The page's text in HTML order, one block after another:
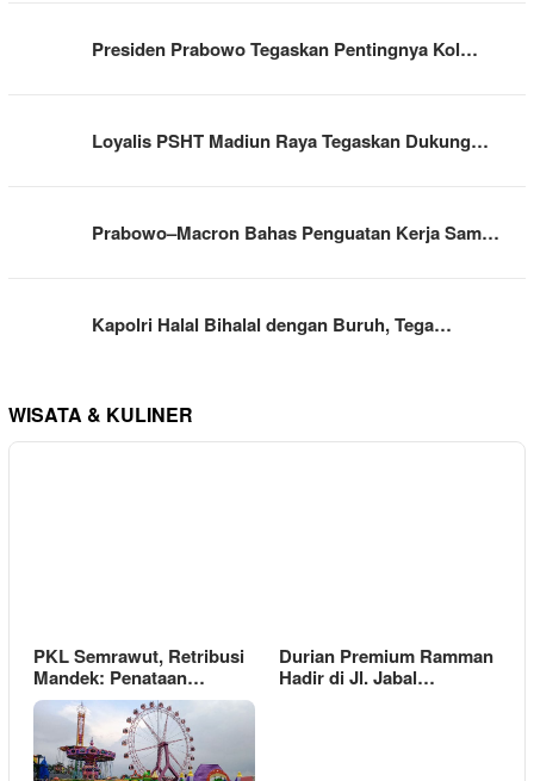
Presiden Prabowo Tegaskan Pentingnya Kol…
Loyalis PSHT Madiun Raya Tegaskan Dukung…
Prabowo–Macron Bahas Penguatan Kerja Sam…
Kapolri Halal Bihalal dengan Buruh, Tega…
WISATA & KULINER
PKL Semrawut, Retribusi
Mandek: Penataan…
Durian Premium Ramman
Hadir di Jl. Jabal…